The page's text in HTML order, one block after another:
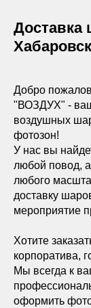
Доставка
Добро
"ВОЗДУХ" -
воздушных
фотозон!
У нас вы
любой повод,
любого
доставку
мероприятие
Хотите
корпоратива,
Мы всегда к
оформить